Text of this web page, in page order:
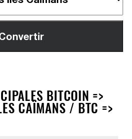
BITCOIN =>
CAÏMANS / BTC =>